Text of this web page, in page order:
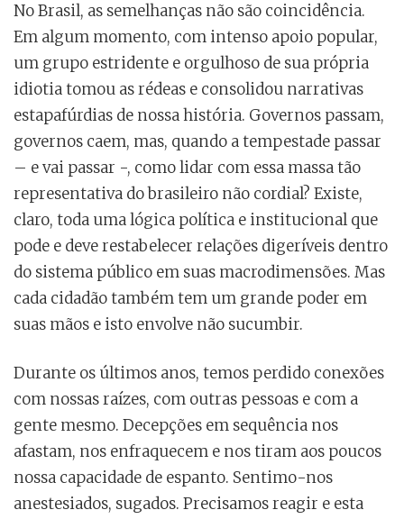
No Brasil, as semelhanças não são coincidência.
Em algum momento, com intenso apoio popular,
um grupo estridente e orgulhoso de sua própria
idiotia tomou as rédeas e consolidou narrativas
estapafúrdias de nossa história. Governos passam,
governos caem, mas, quando a tempestade passar
– e vai passar -, como lidar com essa massa tão
representativa do brasileiro não cordial? Existe,
claro, toda uma lógica política e institucional que
pode e deve restabelecer relações digeríveis dentro
do sistema público em suas macrodimensões. Mas
cada cidadão também tem um grande poder em
suas mãos e isto envolve não sucumbir.
Durante os últimos anos, temos perdido conexões
com nossas raízes, com outras pessoas e com a
gente mesmo. Decepções em sequência nos
afastam, nos enfraquecem e nos tiram aos poucos
nossa capacidade de espanto. Sentimo-nos
anestesiados, sugados. Precisamos reagir e esta